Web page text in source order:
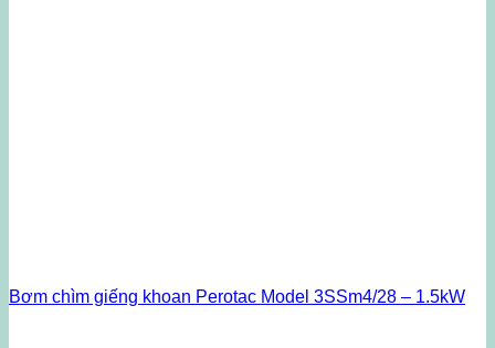
Bơm chìm giếng khoan Perotac Model 3SSm4/28 – 1.5kW